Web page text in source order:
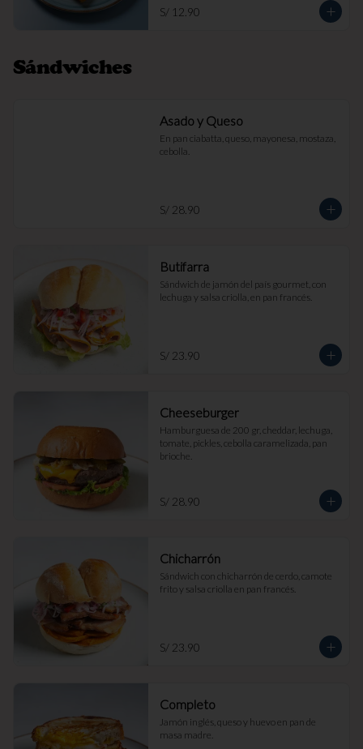
S/ 12.90
Sándwiches
Asado y Queso
En pan ciabatta, queso, mayonesa, mostaza,
cebolla.
S/ 28.90
Butifarra
Sándwich de jamón del país gourmet, con
lechuga y salsa criolla, en pan francés.
S/ 23.90
Cheeseburger
Hamburguesa de 200 gr, cheddar, lechuga,
tomate, pickles, cebolla caramelizada, pan
brioche.
S/ 28.90
Chicharrón
Sándwich con chicharrón de cerdo, camote
frito y salsa criolla en pan francés.
S/ 23.90
Completo
Jamón inglés, queso y huevo en pan de
masa madre.